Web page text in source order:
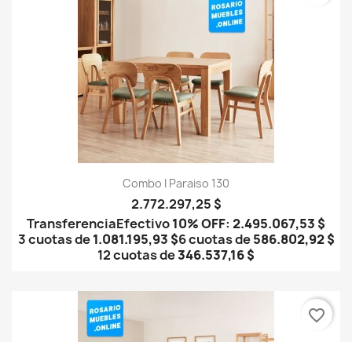
Combo I Paraiso 130
2.772.297,25 $
TransferenciaEfectivo10% OFF: 2.495.067,53 $
3 cuotas de1.081.195,93 $6 cuotas de586.802,92 $
12 cuotas de346.537,16 $
favorite_border